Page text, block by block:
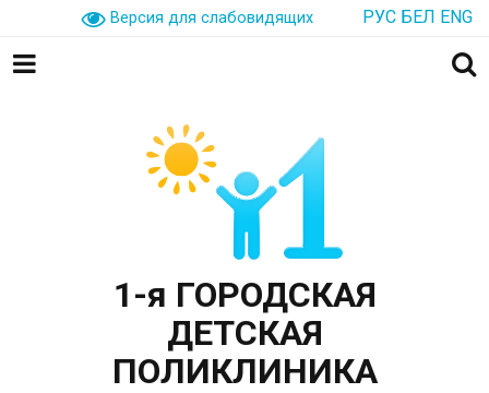
Версия для слабовидящих РУС БЕЛ ENG
1-я ГОРОДСКАЯ
ДЕТСКАЯ
ПОЛИКЛИНИКА